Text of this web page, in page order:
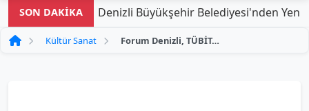
SON DAKİKA Denizli Büyükşehir Belediyesi'nden Yeni
Kültür Sanat Forum Denizli, TÜBİTAK'ın Bilim Her Yerde Çocuk Şenliği'ne Konuk Olacak